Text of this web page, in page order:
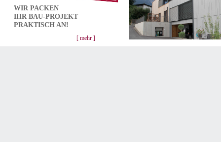
WIR PACKEN
IHR BAU-PROJEKT
PRAKTISCH AN!
[ mehr ]